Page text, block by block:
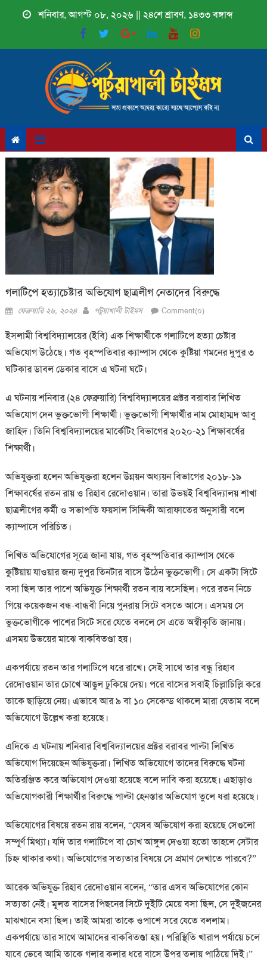
শনিবার, আগস্ট ০৮, ২০২৬ || ২৪শে শ্রাবণ, ১৪৩৩ বঙ্গাব্দ
গলাটিপে হত্যাচেষ্টার অভিযোগ ছাত্রলীগ নেতাদের বিরুদ্ধে
Posted
ফেব্রুয়ারি ২৬, ২০২৪ Author
পটুয়াখালী টাইমস Comment(০)
ইসলামী বিশ্ববিদ্যালয়ের (ইবি) এক শিক্ষার্থীকে গলাটিপে হত্যা চেষ্টার
অভিযোগ উঠেছে। গত বৃহস্পতিবার ক্যাম্পাস থেকে কুষ্টিয়া গমনের দুপুর ৩
ঘটিকার ডাবল ডেকার বাসে এ ঘটনা ঘটে।
এ ঘটনায় শনিবার (২৪ ফেব্রুয়ারি) বিশ্ববিদ্যালয়ের প্রক্টর বরাবার লিখিত
অভিযোগ দেন ভুক্তভোগী শিক্ষার্থী। ভুক্তভোগী শিক্ষার্থীর নাম মোহাম্মদ আবু
জাহিদ। তিনি বিশ্ববিদ্যালয়ের মার্কেটিং বিভাগের ২০২০-২১ শিক্ষাবর্ষের
শিক্ষার্থী।
অভিযুক্তরা হলেন অভিযুক্তরা হলেন উন্নয়ন অধ্যয়ন বিভাগের ২০১৮-১৯
শিক্ষাবর্ষের রতন রায় ও রিহাব রেদোওয়ান। তারা উভয়ই বিশ্ববিদ্যালয় শাখা
ছাত্রলীগের কর্মী ও সভাপতি ফয়সাল সিদ্দিকী আরাফাতের অনুসারী বলে
ক্যাম্পাসে পরিচিত।
লিখিত অভিযোগের সূত্রে জানা যায়, গত বৃহস্পতিবার ক্যাম্পাস থেকে
কুষ্টিয়ায় যাওয়ার জন্য দুপুর তিনটার বাসে উঠেন ভুক্তভোগী। সে একটা সিটে
বসা ছিল তার পাশে অভিযুক্ত শিক্ষার্থী রতন বায় বসেছিল। পরে রতন নিচে
গিয়ে কয়েকজন বন্ধ-বান্ধবী নিয়ে পুনরায় সিটে বসতে আসে। এসময় সে
ভুক্তভোগীকে পাশের সিটে সরে যেতে বললে সে এতে অস্বীকৃতি জানায়।
এসময় উভয়ের মাঝে বাকবিতণ্ডা হয়।
একপর্যায়ে রতন তার গলাটিপে ধরে রাখে। সেই সাথে তার বন্ধু রিহাব
রেদোওয়ান তার চোখে আঙুল ঢুকিয়ে দেয়। পরে বাসের সবাই চিল্লাচিল্লি করে
তাকে ছাড়িয়ে নেয়। এভাবে আর ৯ বা ১০ সেকেন্ড থাকলে মারা যেতাম বলে
অভিযোগে উল্লেখ করা হয়েছে।
এদিকে এ ঘটনায় শনিবার বিশ্ববিদ্যালয়ের প্রক্টর বরাবর পাল্টা লিখিত
অভিযোগ দিয়েছেন অভিযুক্তরা। লিখিত অভিযোগে তাদের বিরুদ্ধে ঘটনা
অতিরঞ্জিত করে অভিযোগ দেওয়া হয়েছে বলে দাবি করা হয়েছে। এছাড়াও
অভিযোগকারী শিক্ষার্থীর বিরুদ্ধে পাল্টা হেনস্তার অভিযোগ তুলে ধরা হয়েছে।
অভিযোগের বিষয়ে রতন রায় বলেন, “যেসব অভিযোগ করা হয়েছে সেগুলো
সম্পূর্ণ মিথ্যা। যদি তার গলাটিপে বা চোখ আঙ্গুল দেওয়া হতো তাহলে সেটার
চিহ্ন থাকার কথা। অভিযোগের সত্যতার বিষয়ে সে প্রমাণ দেখাতে পারবে?”
আরেক অভিযুক্ত রিহাব রেদোওয়ান বলেন, “তার এসব অভিযোগের কোন
সত্যতা নেই। মূলত বাসের পিছনের সিটে দুইটি মেয়ে বসা ছিল, সে দুইজনের
মাঝখানে বসা ছিল। তাই আমরা তাকে ওপাশে সরে যেতে বললাম।
একপর্যায়ে তার সাথে আমাদের বাকবিতণ্ডা হয়। পরিস্থিতি খারাপ পর্যায়ে চলে
যাবে ভেবে আমি তাকে গলার কলার ধরে বাসে উপর তলায় পাঠিয়ে দিই।”